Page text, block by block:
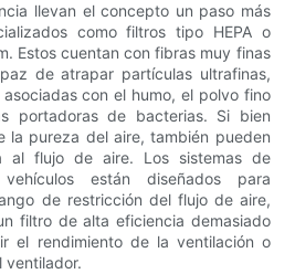
llevan el concepto un paso más
como filtros tipo HEPA o
Estos cuentan con fibras muy finas
de atrapar partículas ultrafinas,
con el humo, el polvo fino
portadoras de bacterias. Si bien
la pureza del aire, también pueden
al flujo de aire. Los sistemas de
están diseñados para
de restricción del flujo de aire,
filtro de alta eficiencia demasiado
el rendimiento de la ventilación o
ventilador.